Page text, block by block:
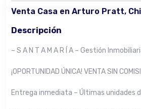
Venta Casa en Arturo Pratt,
Descripción
– S A N T A M A R Í A – Gestión
¡OPORTUNIDAD ÚNICA! VENTA SIN
Entrega inmediata – Últimas unidades